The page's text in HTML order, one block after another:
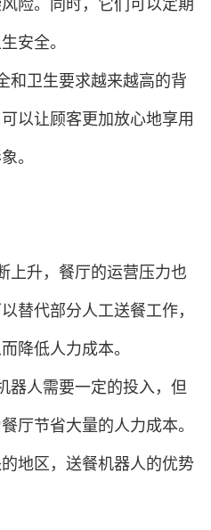
险。同时，它们可以定期
安全。
和卫生要求越来越高的背
以让顾客更加放心地享用
。
上升，餐厅的运营压力也
替代部分人工送餐工作，
降低人力成本。
器人需要一定的投入，但
厅节省大量的人力成本。
地区，送餐机器人的优势